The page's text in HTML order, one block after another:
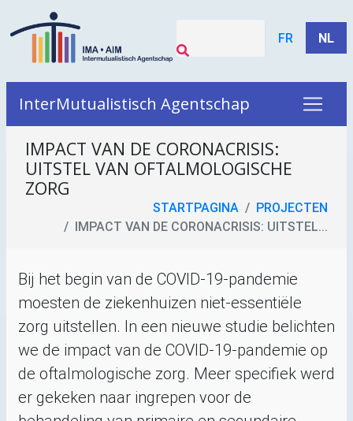
FR NL
InterMutualistisch Agentschap
IMPACT VAN DE CORONACRISIS:
UITSTEL VAN OFTALMOLOGISCHE
ZORG
STARTPAGINA
PROJECTEN
IMPACT VAN DE CORONACRISIS: UITSTEL...
Bij het begin van de COVID-19-pandemie
moesten de ziekenhuizen niet-essentiële
zorg uitstellen. In een nieuwe studie belichten
we de impact van de COVID-19-pandemie op
de oftalmologische zorg. Meer specifiek werd
er gekeken naar ingrepen voor de